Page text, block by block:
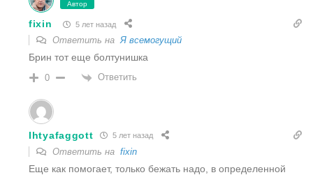
Автор
fixin 5 лет назад
Ответить наЯ всемогущий
Брин тот еще болтунишка
0 Ответить
Ihtyafaggott 5 лет назад
Ответить на fixin
Еще как помогает, только бежать надо, в определенной